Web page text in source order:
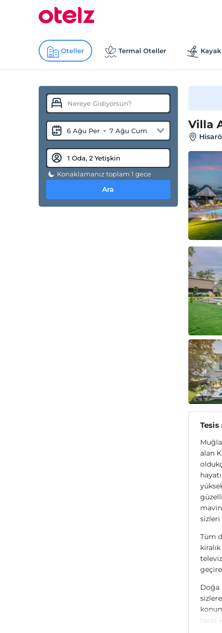
Oteller Termal Oteller
6 Ağu Per - 7 Ağu Cum
Konaklamanız toplam 1 gece
Ara
Villa
Tesis
alan
sizleri
Tüm
Doğa
teras